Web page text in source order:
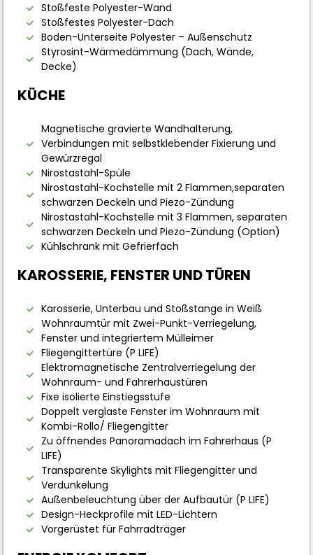
Stoßfeste Polyester-Wand
Stoßfestes Polyester-Dach
Boden-Unterseite Polyester – Außenschutz
Styrosint-Wärmedämmung (Dach, Wände,
Decke)
KÜCHE
Magnetische gravierte Wandhalterung,
Verbindungen mit selbstklebender Fixierung und
Gewürzregal
Nirostastahl-Spüle
Nirostastahl-Kochstelle mit 2 Flammen,separaten
schwarzen Deckeln und Piezo-Zündung
Nirostastahl-Kochstelle mit 3 Flammen, separaten
schwarzen Deckeln und Piezo-Zündung (Option)
Kühlschrank mit Gefrierfach
KAROSSERIE, FENSTER UND TÜREN
Karosserie, Unterbau und Stoßstange in Weiß
Wohnraumtür mit Zwei-Punkt-Verriegelung,
Fenster und integriertem Mülleimer
Fliegengittertüre (P LIFE)
Elektromagnetische Zentralverriegelung der
Wohnraum- und Fahrerhaustüren
Fixe isolierte Einstiegsstufe
Doppelt verglaste Fenster im Wohnraum mit
Kombi-Rollo/ Fliegengitter
Zu öffnendes Panoramadach im Fahrerhaus (P
LIFE)
Transparente Skylights mit Fliegengitter und
Verdunkelung
Außenbeleuchtung über der Aufbautür (P LIFE)
Design-Heckprofile mit LED-Lichtern
Vorgerüstet für Fahrradträger